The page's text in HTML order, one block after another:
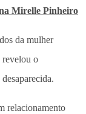
Mirelle Pinheiro
da mulher
revelou o
relacionamento